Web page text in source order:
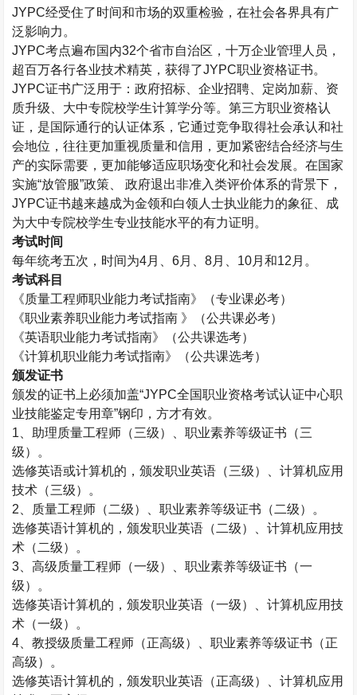
JYPC经受住了时间和市场的双重检验，在社会各界具有广
泛影响力。
JYPC考点遍布国内32个省市自治区，十万企业管理人员，
超百万各行各业技术精英，获得了JYPC职业资格证书。
JYPC证书广泛用于：政府招标、企业招聘、定岗加薪、资
质升级、大中专院校学生计算学分等。第三方职业资格认
证，是国际通行的认证体系，它通过竞争取得社会承认和社
会地位，往往更加重视质量和信用，更加紧密结合经济与生
产的实际需要，更加能够适应职场变化和社会发展。在国家
实施“放管服”政策、 政府退出非准入类评价体系的背景下，
JYPC证书越来越成为金领和白领人士执业能力的象征、成
为大中专院校学生专业技能水平的有力证明。
考试时间
每年统考五次，时间为4月、6月、8月、 10月和12 月。
考试科目
《质量工程师职业能力考试指南》（专业课必考）
《职业素养职业能力考试指南 》（公共课必考）
《英语职业能力考试指南》（公共课选考）
《计算机职业能力考试指南》（公共课选考）
颁发证书
颁发的证书上必须加盖“JYPC全国职业资格考试认证中心职
业技能鉴定专用章”钢印，方才有效。
1 、助理质量工程师（三级）、职业素养等级证书（三
级）。
选修英语或计算机的，颁发职业英语（三级）、计算机应用
技术（三级）。
2 、质量工程师（二级）、职业素养等级证书（二级）。
选修英语计算机的，颁发职业英语（二级）、计算机应用技
术（二级）。
3 、高级质量工程师（一级）、职业素养等级证书（一
级）。
选修英语计算机的，颁发职业英语（一级）、计算机应用技
术（一级）。
4 、教授级质量工程师（正高级）、职业素养等级证书（正
高级）。
选修英语计算机的，颁发职业英语（正高级）、计算机应用